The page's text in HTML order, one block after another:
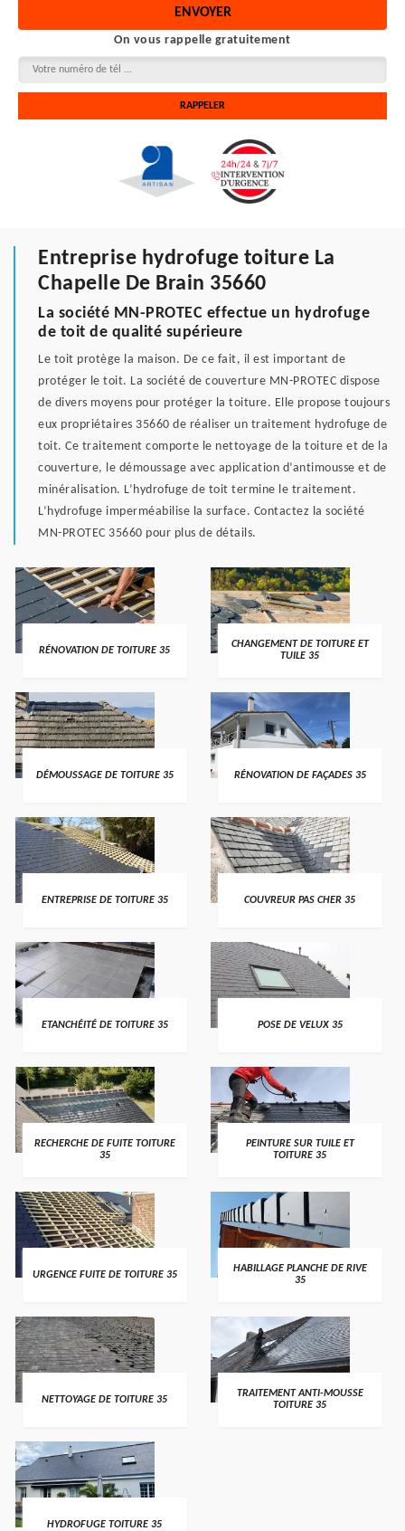
On vous rappelle gratuitement
Entreprise hydrofuge toiture La
Chapelle De Brain 35660
La société MN-PROTEC effectue un hydrofuge
de toit de qualité supérieure
Le toit protège la maison. De ce fait, il est important de
protéger le toit. La société de couverture MN-PROTEC dispose
de divers moyens pour protéger la toiture. Elle propose toujours
eux propriétaires 35660 de réaliser un traitement hydrofuge de
toit. Ce traitement comporte le nettoyage de la toiture et de la
couverture, le démoussage avec application d’antimousse et de
minéralisation. L’hydrofuge de toit termine le traitement.
L’hydrofuge imperméabilise la surface. Contactez la société
MN-PROTEC 35660 pour plus de détails.
RÉNOVATION DE TOITURE 35
CHANGEMENT DE TOITURE ET
TUILE 35
DÉMOUSSAGE DE TOITURE 35 RÉNOVATION DE FAÇADES 35
ENTREPRISE DE TOITURE 35 COUVREUR PAS CHER 35
ETANCHÉITÉ DE TOITURE 35 POSE DE VELUX 35
RECHERCHE DE FUITE TOITURE
35
PEINTURE SUR TUILE ET
TOITURE 35
URGENCE FUITE DE TOITURE 35
HABILLAGE PLANCHE DE RIVE
35
NETTOYAGE DE TOITURE 35
TRAITEMENT ANTI-MOUSSE
TOITURE 35
HYDROFUGE TOITURE 35